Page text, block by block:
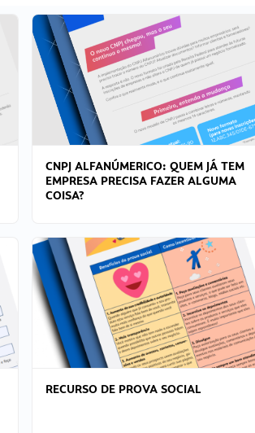
CNPJ ALFANÚMERICO: QUEM JÁ TEM
EMPRESA PRECISA FAZER ALGUMA
COISA?
RECURSO DE PROVA SOCIAL